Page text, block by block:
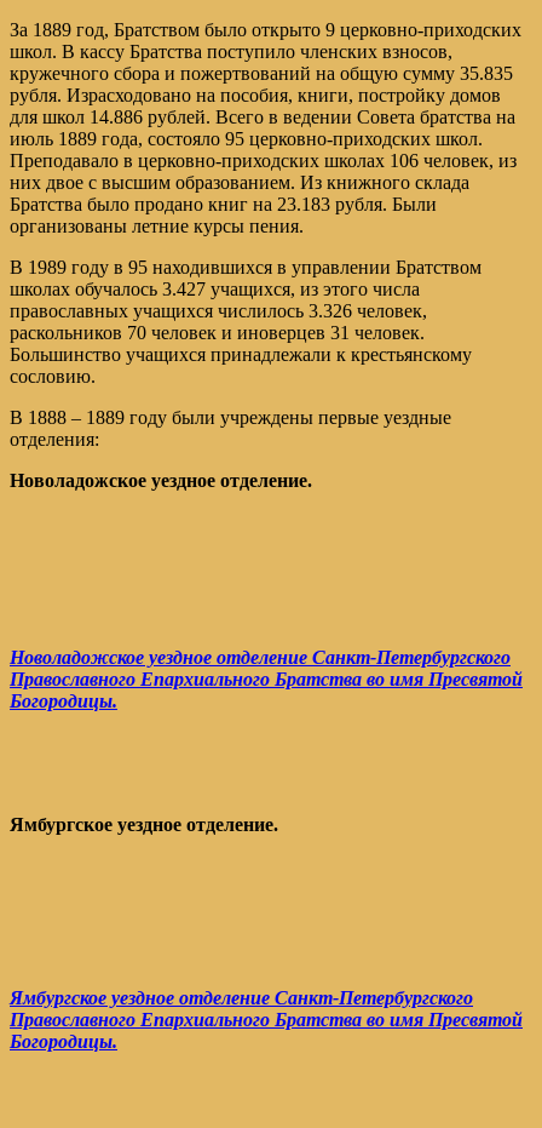
За 1889 год, Братством было открыто 9 церковно-приходских
школ. В кассу Братства поступило членских взносов,
кружечного сбора и пожертвований на общую сумму 35.835
рубля. Израсходовано на пособия, книги, постройку домов
для школ 14.886 рублей. Всего в ведении Совета братства на
июль 1889 года, состояло 95 церковно-приходских школ.
Преподавало в церковно-приходских школах 106 человек, из
них двое с высшим образованием. Из книжного склада
Братства было продано книг на 23.183 рубля. Были
организованы летние курсы пения.
В 1989 году в 95 находившихся в управлении Братством
школах обучалось 3.427 учащихся, из этого числа
православных учащихся числилось 3.326 человек,
раскольников 70 человек и иноверцев 31 человек.
Большинство учащихся принадлежали к крестьянскому
сословию.
В 1888 – 1889 году были учреждены первые уездные
отделения:
Новоладожское уездное отделение.
Новоладожское уездное отделение Санкт-Петербургского
Православного Епархиального Братства во имя Пресвятой
Богородицы.
Ямбургское уездное отделение.
Ямбургское уездное отделение Санкт-Петербургского
Православного Епархиального Братства во имя Пресвятой
Богородицы.